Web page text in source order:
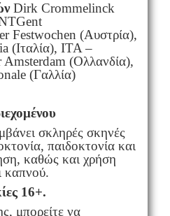
Dirk Crommelinck
Festwochen (Αυστρία),
(Ιταλία), ITA –
(Ολλανδία),
(Γαλλία)
σκληρές σκηνές
παιδοκτονία και
καθώς και χρήση
καπνού.
16+.
μπορείτε να